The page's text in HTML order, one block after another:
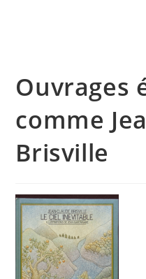
Ouvrages
comme
Brisville